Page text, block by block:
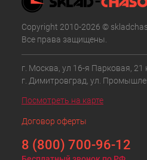
Copyright 2010-2026 ©
Все права защищены.
г. Москва, ул 16-я Парковая, 21
г. Димитровград, ул.
Посмотреть на карте
Договор оферты
8 (800) 700-96-12